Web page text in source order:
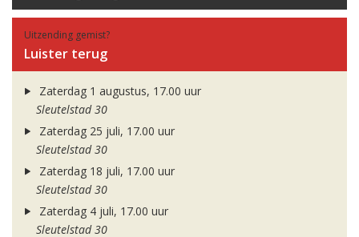
Uitzending gemist?
Luister terug
Zaterdag 1 augustus, 17.00 uur
Sleutelstad 30
Zaterdag 25 juli, 17.00 uur
Sleutelstad 30
Zaterdag 18 juli, 17.00 uur
Sleutelstad 30
Zaterdag 4 juli, 17.00 uur
Sleutelstad 30